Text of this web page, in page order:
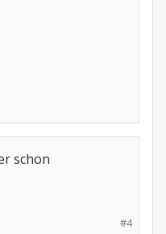
schon
#4